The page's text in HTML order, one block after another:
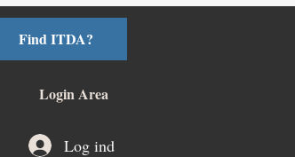
Find ITDA?
Login Area
Log ind